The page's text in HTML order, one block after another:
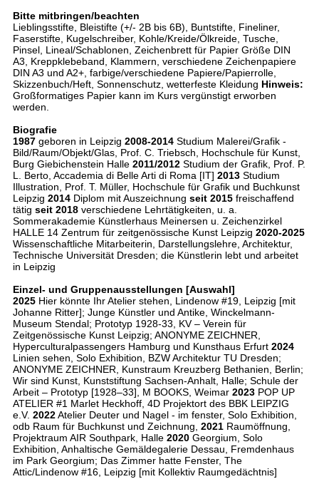
Bitte mitbringen/beachten
Lieblingsstifte, Bleistifte (+/- 2B bis 6B), Buntstifte, Fineliner,
Faserstifte, Kugelschreiber, Kohle/Kreide/Ölkreide, Tusche,
Pinsel, Lineal/Schablonen, Zeichenbrett für Papier Größe DIN
A3, Kreppklebeband, Klammern, verschiedene Zeichenpapiere
DIN A3 und A2+, farbige/verschiedene Papiere/Papierrolle,
Skizzenbuch/Heft, Sonnenschutz, wetterfeste Kleidung Hinweis:
Großformatiges Papier kann im Kurs vergünstigt erworben
werden.
Biografie
1987geboren in Leipzig 2008-2014Studium Malerei/Grafik -
Bild/Raum/Objekt/Glas, Prof. C. Triebsch, Hochschule für Kunst,
Burg Giebichenstein Halle 2011/2012Studium der Grafik, Prof. P.
L. Berto, Accademia di Belle Arti di Roma [IT] 2013Studium
Illustration, Prof. T. Müller, Hochschule für Grafik und Buchkunst
Leipzig 2014Diplom mit Auszeichnung seit 2015freischaffend
tätig seit 2018verschiedene Lehrtätigkeiten, u. a.
Sommerakademie Künstlerhaus Meinersen u. Zeichenzirkel
HALLE 14 Zentrum für zeitgenössische Kunst Leipzig 2020-2025
Wissenschaftliche Mitarbeiterin, Darstellungslehre, Architektur,
Technische Universität Dresden; die Künstlerin lebt und arbeitet
in Leipzig
Einzel- und Gruppenausstellungen [Auswahl]
2025Hier könnte Ihr Atelier stehen, Lindenow #19, Leipzig [mit
Johanne Ritter]; Junge Künstler und Antike, Winckelmann-
Museum Stendal; Prototyp 1928-33, KV – Verein für
Zeitgenössische Kunst Leipzig; ANONYME ZEICHNER,
Hyperculturalpassengers Hamburg und Kunsthaus Erfurt 2024
Linien sehen, Solo Exhibition, BZW Architektur TU Dresden;
ANONYME ZEICHNER, Kunstraum Kreuzberg Bethanien, Berlin;
Wir sind Kunst, Kunststiftung Sachsen-Anhalt, Halle; Schule der
Arbeit – Prototyp [1928–33], M BOOKS, Weimar 2023POP UP
ATELIER #1 Marlet Heckhoff, 4D Projektort des BBK LEIPZIG
e.V. 2022Atelier Deuter und Nagel - im fenster, Solo Exhibition,
odb Raum für Buchkunst und Zeichnung, 2021Raumöffnung,
Projektraum AIR Southpark, Halle 2020Georgium, Solo
Exhibition, Anhaltische Gemäldegalerie Dessau, Fremdenhaus
im Park Georgium; Das Zimmer hatte Fenster, The
Attic/Lindenow #16, Leipzig [mit Kollektiv Raumgedächtnis]